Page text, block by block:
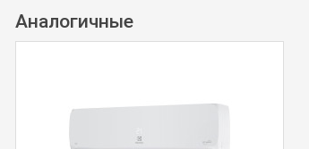
Аналогичные